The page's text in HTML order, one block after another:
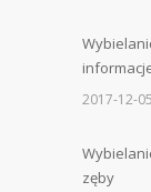
2017-12-05
zęby